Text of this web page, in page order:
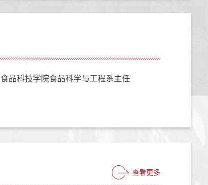
食品科技学院食品科学与工程系主任
查看更多